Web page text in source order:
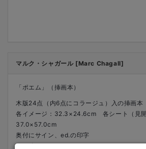
マルク・シャガール [Marc Chagall]
「ポエム」（挿画本）
木版24点（内6点にコラージュ）入の挿画本
各イメージ：32.3×24.6cm 各シート（見開
37.0×57.0cm
奥付にサイン、ed.の印字
1968年